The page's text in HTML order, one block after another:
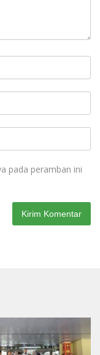
pada peramban ini